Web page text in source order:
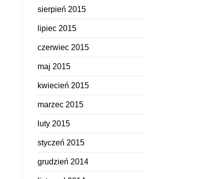
sierpień 2015
lipiec 2015
czerwiec 2015
maj 2015
kwiecień 2015
marzec 2015
luty 2015
styczeń 2015
grudzień 2014